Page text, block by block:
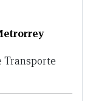
Transporte